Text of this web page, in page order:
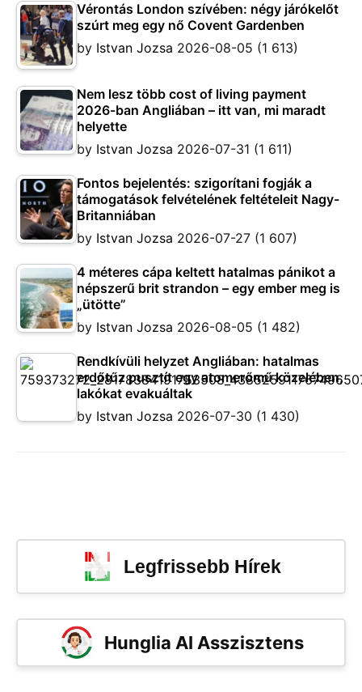
Vérontás London szívében: négy járókelőt
szúrt meg egy nő Covent Gardenben
by Istvan Jozsa 2026-08-05 (1 613)
Nem lesz több cost of living payment
2026-ban Angliában – itt van, mi maradt
helyette
by Istvan Jozsa 2026-07-31 (1 611)
Fontos bejelentés: szigorítani fogják a
támogatások felvételének feltételeit Nagy-
Britanniában
by Istvan Jozsa 2026-07-27 (1 607)
4 méteres cápa keltett hatalmas pánikot a
népszerű brit strandon – egy ember meg is
„ütötte”
by Istvan Jozsa 2026-08-05 (1 482)
Rendkívüli helyzet Angliában: hatalmas
erdőtűz pusztít egy atomerőmű közelében,
lakókat evakuáltak
by Istvan Jozsa 2026-07-30 (1 430)
Legfrissebb Hírek
Hunglia AI Asszisztens